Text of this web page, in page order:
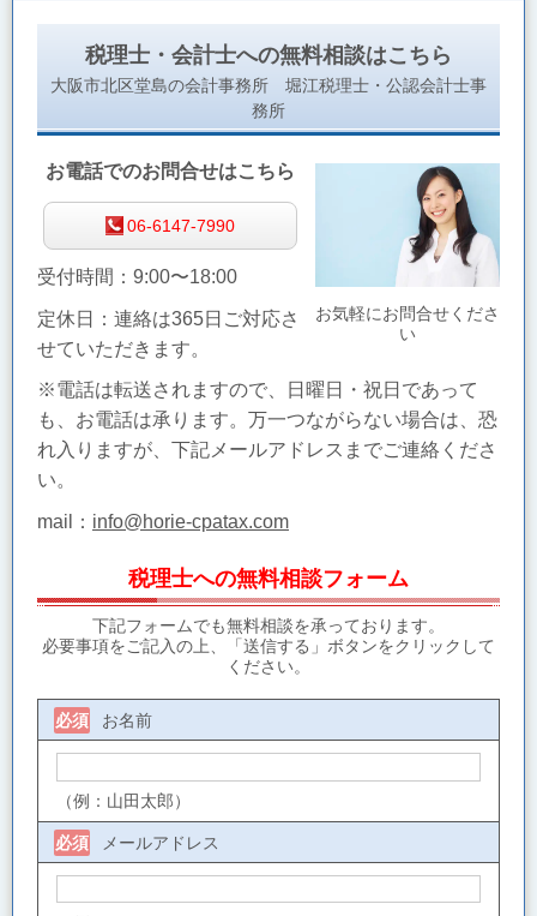
税理士・会計士への無料相談はこちら
大阪市北区堂島の会計事務所 堀江税理士・公認会計士事
務所
お気軽にお問合せくださ
い
お電話でのお問合せはこちら
06-6147-7990
受付時間：9:00〜18:00
定休日：連絡は365日ご対応さ
せていただきます。
※電話は転送されますので、日曜日・祝日であって
も、お電話は承ります。万一つながらない場合は、恐
れ入りますが、下記メールアドレスまでご連絡くださ
い。
mail： info@horie-cpatax.com
税理士への無料相談フォーム
下記フォームでも無料相談を承っております。
必要事項をご記入の上、「送信する」ボタンをクリックして
ください。
お名前
必須
（例：山田太郎）
メールアドレス
必須